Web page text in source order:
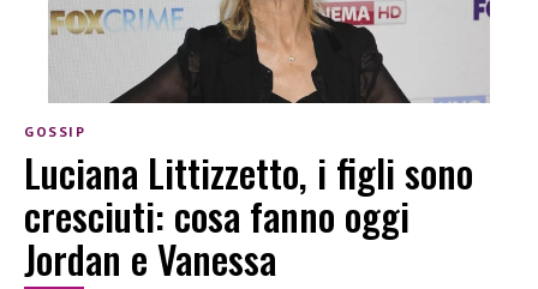
GOSSIP
Luciana Littizzetto, i figli sono
cresciuti: cosa fanno oggi
Jordan e Vanessa